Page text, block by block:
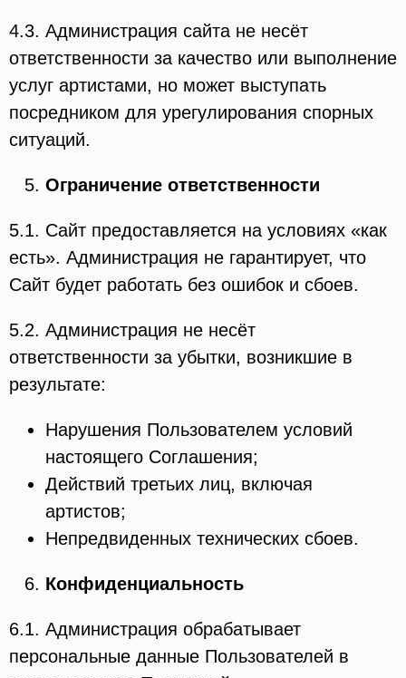
4.3. Администрация сайта не несёт
ответственности за качество или выполнение
услуг артистами, но может выступать
посредником для урегулирования спорных
ситуаций.
Ограничение ответственности
5.1. Сайт предоставляется на условиях «как
есть». Администрация не гарантирует, что
Сайт будет работать без ошибок и сбоев.
5.2. Администрация не несёт
ответственности за убытки, возникшие в
результате:
Нарушения Пользователем условий
настоящего Соглашения;
Действий третьих лиц, включая
артистов;
Непредвиденных технических сбоев.
Конфиденциальность
6.1. Администрация обрабатывает
персональные данные Пользователей в